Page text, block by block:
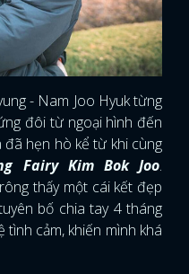
- Nam Joo Hyuk từng
đôi từ ngoại hình đến
đã hẹn hò kể từ khi cùng
Fairy Kim Bok Joo.
thấy một cái kết đẹp
bố chia tay 4 tháng
tình cảm, khiến mình khá